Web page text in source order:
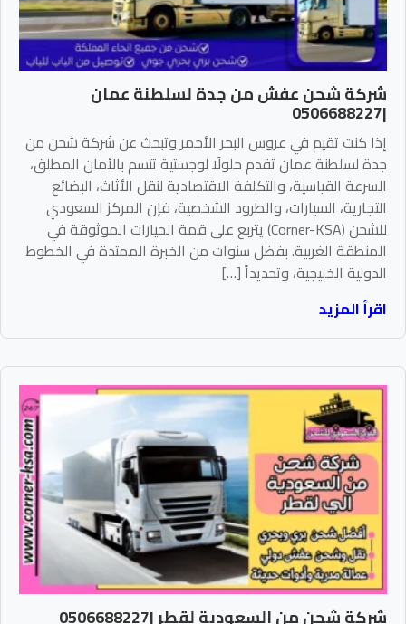
شركة شحن عفش من جدة لسلطنة عمان
|0506688227
إذا كنت تقيم في عروس البحر الأحمر وتبحث عن شركة شحن من
جدة لسلطنة عمان تقدم حلولًا لوجستية تتسم بالأمان المطلق،
السرعة القياسية، والتكلفة الاقتصادية لنقل الأثاث، البضائع
التجارية، السيارات، والطرود الشخصية، فإن المركز السعودي
للشحن (Corner-KSA) يتربع على قمة الخيارات الموثوقة في
المنطقة الغربية. بفضل سنوات من الخبرة الممتدة في الخطوط
الدولية الخليجية، وتحديداً […]
اقرأ المزيد
شركة شحن من السعودية لقطر |0506688227